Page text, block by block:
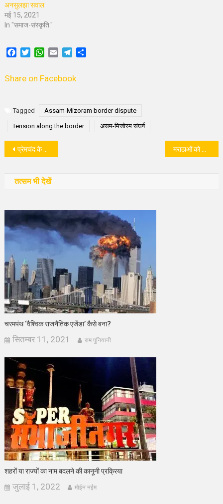
अनसुलझा सवाल
मई 15, 2021
In "समाज-संस्कृति."
Facebook
TwitterWhatsApp
Email Telegram
Share on Facebook
Tagged Assam-Mizoram border dispute
Tension along the border असम-मिजोरम संघर्ष
पोस्ट
प्रेमचंद के साहित्य में तीव्रता से आते हैं किसानों के सवाल !
तत्सम भी देखें
चरमपंथ ‘वैश्विक राजनैतिक एजेंडा’ कैसे बना?
सितम्बर 11, 2021 राम पुनियानी
शहरों या राज्यों का नाम बदलने की कानूनी प्रक्रिया
जुलाई 1, 2022 मोईन नईम